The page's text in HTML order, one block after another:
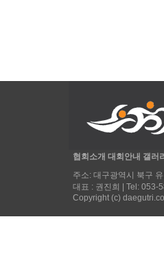
협회소개 대회안내 갤러
주소: 대구광역시 북구
대표 : 권진희 | Tel:
Copyright (c)